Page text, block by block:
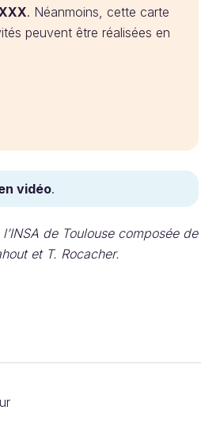
. Néanmoins, cette carte
peuvent être réalisées en
vidéo.
de Toulouse composée de
et T. Rocacher.